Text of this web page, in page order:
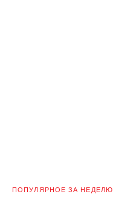
ПОПУЛЯРНОЕ ЗА НЕДЕЛЮ